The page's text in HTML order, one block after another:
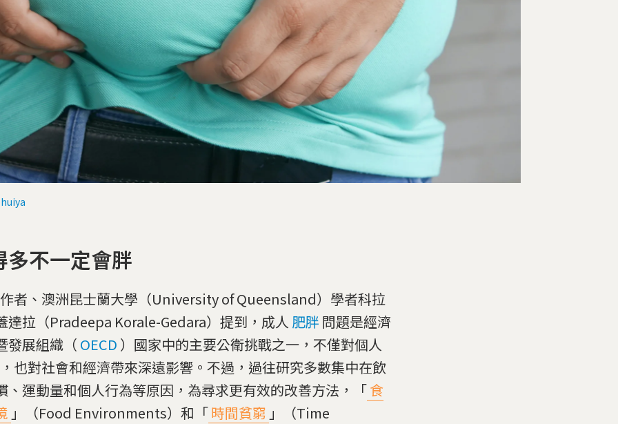
多不一定會胖
作者、澳洲昆士蘭大學（University of Queensland）學者科拉
拉（Pradeepa Korale-Gedara）提到，成人 肥胖 問題是經濟
發展組織（ OECD ）國家中的主要公衛挑戰之一，不僅對個人
，也對社會和經濟帶來深遠影響。不過，過往研究多數集中在飲
、運動量和個人行為等原因，為尋求更有效的改善方法，「食
」（Food Environments）和「時間貧窮 」（Time